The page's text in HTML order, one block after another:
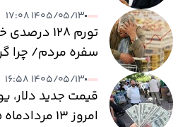
۱۴۰۵/۰۵/۱۳ ۱۷:۰۸
تورم ۱۲۸
سفره مردم/ چرا
۱۴۰۵/۰۵/۱۳ ۱۶:۵۸
قیمت جدید دلار،
امروز ۱۳ مردادماه ۱۴۰۵